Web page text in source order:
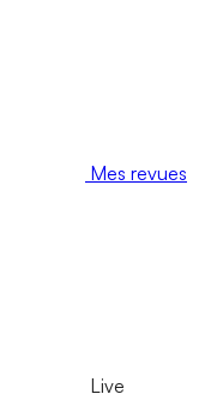
Mes revues
Live